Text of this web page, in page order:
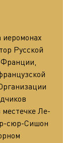
иеромонах
Русской
Франции,
Ле-
сюр-Сишон